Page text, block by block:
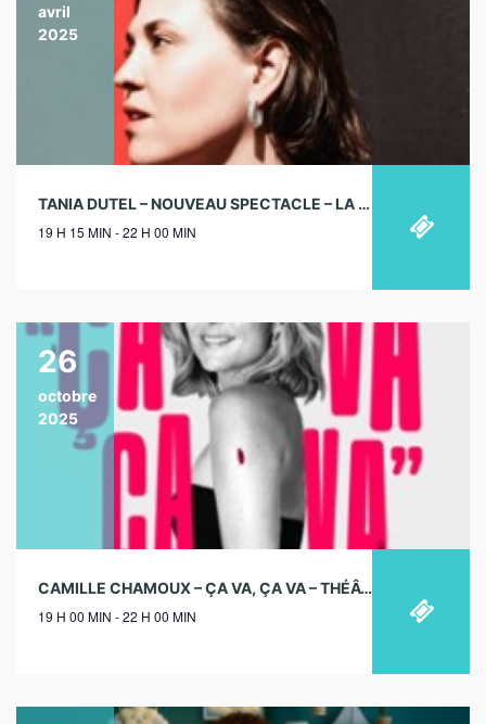
avril
2025
TANIA DUTEL – NOUVEAU SPECTACLE – LA SCALA, PARIS – 11/04/2025
19 H 15 MIN - 22 H 00 MIN
26
octobre
2025
CAMILLE CHAMOUX – ÇA VA, ÇA VA – THÉÂTRE DE L’ATELIER, PARIS – 26/10/2025
19 H 00 MIN - 22 H 00 MIN